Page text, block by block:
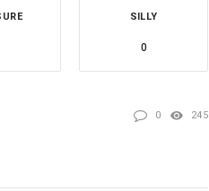
SILLY
0
0 245